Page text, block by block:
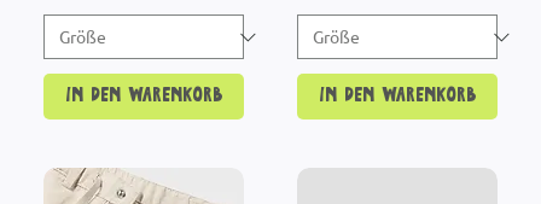
In den Warenkorb In den Warenkorb